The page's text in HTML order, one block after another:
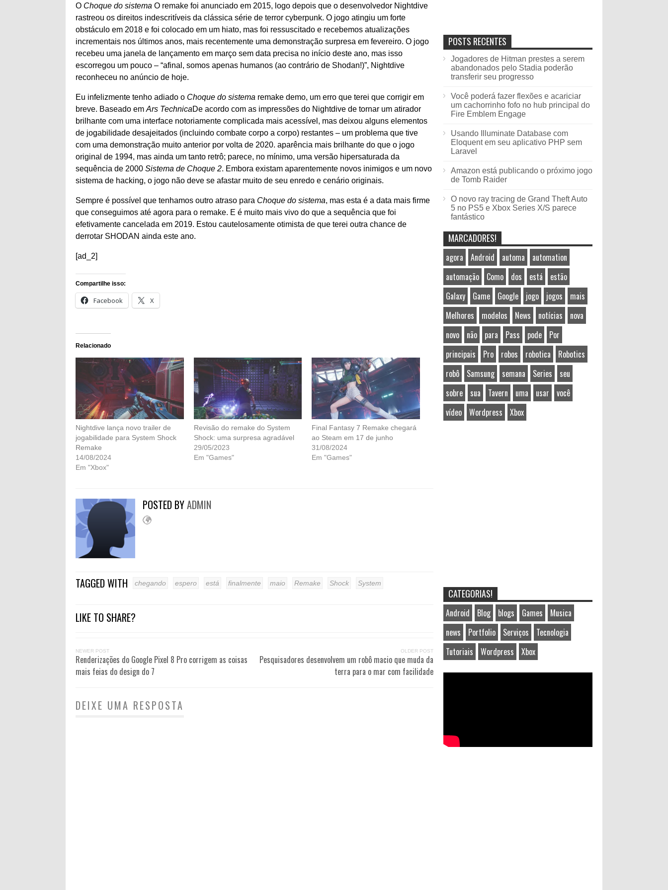
O Choque do sistema O remake foi anunciado em 2015, logo depois que o desenvolvedor Nightdive
rastreou os direitos indescritíveis da clássica série de terror cyberpunk. O jogo atingiu um forte
obstáculo em 2018 e foi colocado em um hiato, mas foi ressuscitado e recebemos atualizações
incrementais nos últimos anos, mais recentemente uma demonstração surpresa em fevereiro. O jogo
recebeu uma janela de lançamento em março sem data precisa no início deste ano, mas isso
escorregou um pouco – “afinal, somos apenas humanos (ao contrário de Shodan!)”, Nightdive
reconheceu no anúncio de hoje.
Eu infelizmente tenho adiado o Choque do sistema remake demo, um erro que terei que corrigir em
breve. Baseado em Ars TechnicaDe acordo com as impressões do Nightdive de tornar um atirador
brilhante com uma interface notoriamente complicada mais acessível, mas deixou alguns elementos
de jogabilidade desajeitados (incluindo combate corpo a corpo) restantes – um problema que tive
com uma demonstração muito anterior por volta de 2020. aparência mais brilhante do que o jogo
original de 1994, mas ainda um tanto retrô; parece, no mínimo, uma versão hipersaturada da
sequência de 2000 Sistema de Choque 2. Embora existam aparentemente novos inimigos e um novo
sistema de hacking, o jogo não deve se afastar muito de seu enredo e cenário originais.
Sempre é possível que tenhamos outro atraso para Choque do sistema, mas esta é a data mais firme
que conseguimos até agora para o remake. E é muito mais vivo do que a sequência que foi
efetivamente cancelada em 2019. Estou cautelosamente otimista de que terei outra chance de
derrotar SHODAN ainda este ano.
[ad_2]
Compartilhe isso:
Facebook X
Relacionado
Nightdive lança novo trailer de
jogabilidade para System Shock
Remake
14/08/2024
Em "Xbox"
Revisão do remake do System
Shock: uma surpresa agradável
29/05/2023
Em "Games"
Final Fantasy 7 Remake chegará
ao Steam em 17 de junho
31/08/2024
Em "Games"
POSTED BYADMIN
TAGGED WITH chegando espero está finalmente maio Remake Shock System
LIKE TO SHARE?
NEWER POST
Renderizações do Google Pixel 8 Pro corrigem as coisas
mais feias do design do 7
OLDER POST
Pesquisadores desenvolvem um robô macio que muda da
terra para o mar com facilidade
DEIXE UMA RESPOSTA
POSTS RECENTES
Jogadores de Hitman prestes a serem
abandonados pelo Stadia poderão
transferir seu progresso
Você poderá fazer flexões e acariciar
um cachorrinho fofo no hub principal do
Fire Emblem Engage
Usando Illuminate Database com
Eloquent em seu aplicativo PHP sem
Laravel
Amazon está publicando o próximo jogo
de Tomb Raider
O novo ray tracing de Grand Theft Auto
5 no PS5 e Xbox Series X/S parece
fantástico
MARCADORES!
agora Android automa
automation
automação
Como dos está
estão
Galaxy
Game Google jogo jogos
mais
Melhores
modelos News notícias
nova
novo
não para Pass pode
Por
principais
Pro robos robotica
Robotics
robô
Samsung semana Series
seu
sobre
sua Tavern uma usar
você
vídeo
Wordpress Xbox
CATEGORIAS!
Android Blog blogs Games
Musica
news
Portfolio Serviços
Tecnologia
Tutoriais
Wordpress Xbox